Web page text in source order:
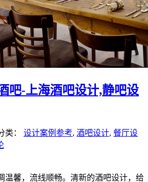
吧-上海酒吧设计,静吧设
类： 设计案例参考, 酒吧设计, 餐厅设
温馨，流线顺畅。清新的酒吧设计，给